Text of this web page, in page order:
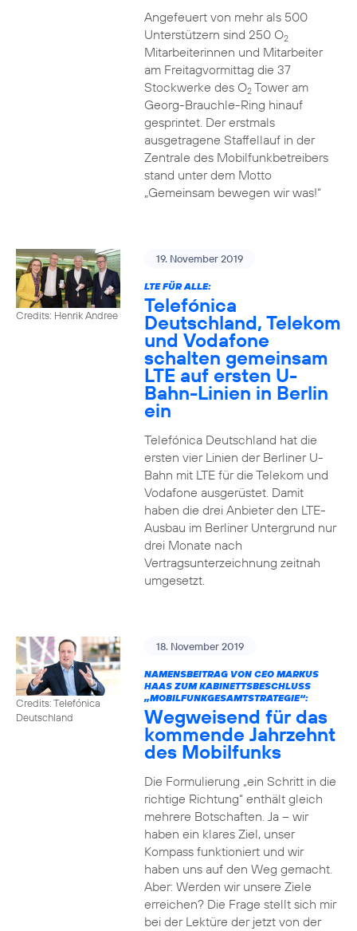
Angefeuert von mehr als 500
Unterstützern sind 250 O2
Mitarbeiterinnen und Mitarbeiter
am Freitagvormittag die 37
Stockwerke des O2Tower am
Georg-Brauchle-Ring hinauf
gesprintet. Der erstmals
ausgetragene Staffellauf in der
Zentrale des Mobilfunkbetreibers
stand unter dem Motto
„Gemeinsam bewegen wir was!“
Credits: Henrik Andree
19. November 2019
LTE FÜR ALLE:
Telefónica
Deutschland, Telekom
und Vodafone
schalten gemeinsam
LTE auf ersten U-
Bahn-Linien in Berlin
ein
Telefónica Deutschland hat die
ersten vier Linien der Berliner U-
Bahn mit LTE für die Telekom und
Vodafone ausgerüstet. Damit
haben die drei Anbieter den LTE-
Ausbau im Berliner Untergrund nur
drei Monate nach
Vertragsunterzeichnung zeitnah
umgesetzt.
Credits: Telefónica
Deutschland
18. November 2019
NAMENSBEITRAG VON CEO MARKUS
HAAS ZUM KABINETTSBESCHLUSS
„MOBILFUNKGESAMTSTRATEGIE“:
Wegweisend für das
kommende Jahrzehnt
des Mobilfunks
Die Formulierung „ein Schritt in die
richtige Richtung“ enthält gleich
mehrere Botschaften. Ja – wir
haben ein klares Ziel, unser
Kompass funktioniert und wir
haben uns auf den Weg gemacht.
Aber: Werden wir unsere Ziele
erreichen? Die Frage stellt sich mir
bei der Lektüre der jetzt von der